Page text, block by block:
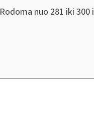
Rodoma nuo 281 iki 300